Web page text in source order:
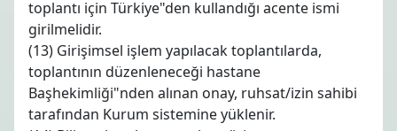
toplantı için Türkiye"den kullandığı acente ismi
girilmelidir.
(13) Girişimsel işlem yapılacak toplantılarda,
toplantının düzenleneceği hastane
Başhekimliği"nden alınan onay, ruhsat/izin sahibi
tarafından Kurum sistemine yüklenir.